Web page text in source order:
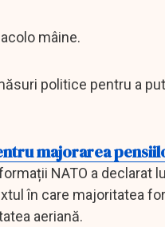
mâine.
politice pentru a
majorarea
NATO a
în care majoritatea
aeriană.